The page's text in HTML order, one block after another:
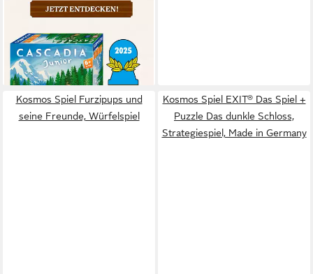
KOSMOS
Legespiel
ab 25,51 €
lieferbar - in 1-2 Werktagen bei dir
Kosmos Spiel Furzipups und
seine Freunde, Würfelspiel
Kosmos Spiel EXIT® Das Spiel +
Puzzle Das dunkle Schloss,
Strategiespiel, Made in Germany